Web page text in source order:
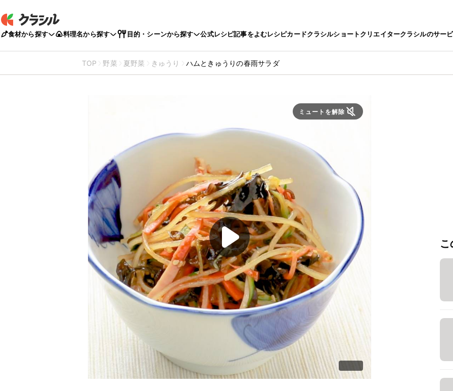
食材から探す 料理名から探す 目的・シーンから探す 公式レシピ記事をよむレシピカードクラシルショートクリエイタークラシルのサー
TOP 野菜 夏野菜 きゅうり ハムときゅうりの春雨サラダ
ミュートを解除